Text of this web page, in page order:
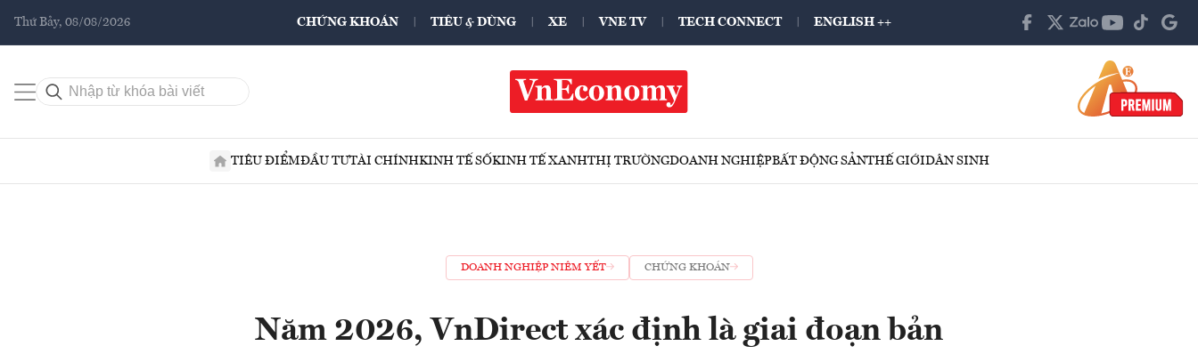
Thứ Bảy, 08/08/2026 CHỨNG KHOÁN TIÊU & DÙNG XE VNE TV TECH CONNECT ENGLISH ++
TIÊU ĐIỂMĐẦU TƯTÀI CHÍNHKINH TẾ SỐKINH TẾ XANHTHỊ TRƯỜNGDOANH NGHIỆPBẤT ĐỘNG SẢNTHẾ GIỚIDÂN SINH
DOANH NGHIỆP NIÊM YẾT CHỨNG KHOÁN
Năm 2026, VnDirect xác định là giai đoạn bản